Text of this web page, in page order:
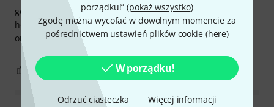
porządku!” (pokaż wszystko)
Zgodę można wycofać w dowolnym momencie za
pośrednictwem ustawień plików cookie (here)
W porządku!
Odrzuć ciasteczka Więcej informacji
good brand, good connectors, durable cable, ideal for
horseshoes, I have almost everything with the specific
ones..
ZGŁOŚ NADUŻYCIE